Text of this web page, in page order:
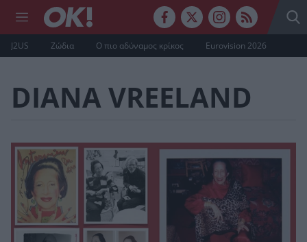
J2US Ζώδια Ο πιο αδύναμος κρίκος Eurovision 2026
DIANA VREELAND